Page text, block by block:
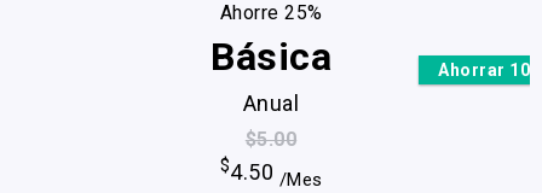
Ahorre 25%
Ahorrar
Básica
Anual
$5.00
$4.50 /Mes